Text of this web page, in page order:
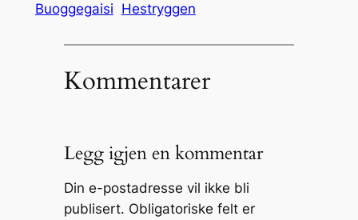
Buoggegaisi Hestryggen
Kommentarer
Legg igjen en kommentar
Din e-postadresse vil ikke bli
publisert. Obligatoriske felt er